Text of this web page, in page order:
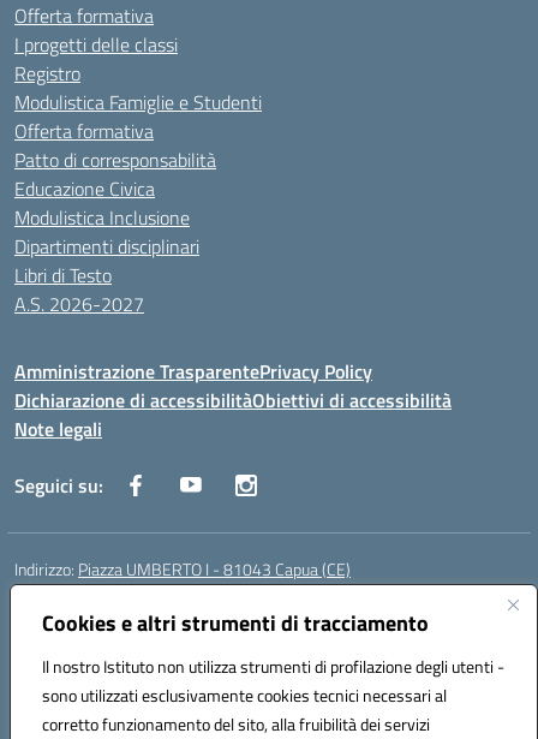
Cookies e altri strumenti di tracciamento
Il nostro Istituto non utilizza strumenti di profilazione degli utenti -
sono utilizzati esclusivamente cookies tecnici necessari al
corretto funzionamento del sito, alla fruibilità dei servizi
Offerta formativa
I progetti delle classi
Registro
Modulistica Famiglie e Studenti
Offerta formativa
Patto di corresponsabilità
Educazione Civica
Modulistica Inclusione
Dipartimenti disciplinari
Libri di Testo
A.S. 2026-2027
Amministrazione TrasparentePrivacy Policy
Dichiarazione di accessibilitàObiettivi di accessibilità
Note legali
Seguici su:
Indirizzo: Piazza UMBERTO I - 81043 Capua (CE)
Centralino:
Posta elettronica certificata (PEC):cepm03000d@pec.istruzione.it
Codice fiscale: 93034560610
Codice meccanografico:CEPM03000D
Codice Indice delle Pubbliche Amministrazioni (IPA): istsc_cepm03000d